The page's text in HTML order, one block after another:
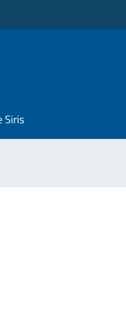
Siris